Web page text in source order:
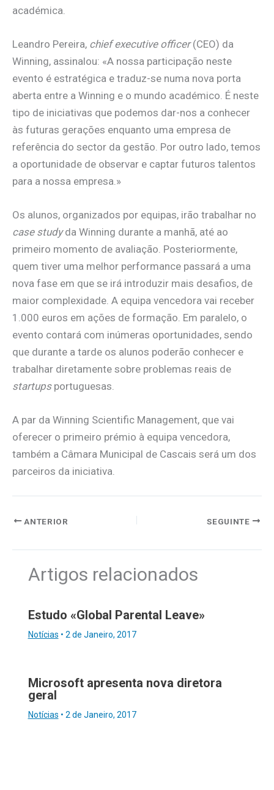
académica.
Leandro Pereira, chief executive officer(CEO) da
Winning, assinalou: «A nossa participação neste
evento é estratégica e traduz-se numa nova porta
aberta entre a Winning e o mundo académico. É neste
tipo de iniciativas que podemos dar-nos a conhecer
às futuras gerações enquanto uma empresa de
referência do sector da gestão. Por outro lado, temos
a oportunidade de observar e captar futuros talentos
para a nossa empresa.»
Os alunos, organizados por equipas, irão trabalhar no
case studyda Winning durante a manhã, até ao
primeiro momento de avaliação. Posteriormente,
quem tiver uma melhor performance passará a uma
nova fase em que se irá introduzir mais desafios, de
maior complexidade. A equipa vencedora vai receber
1.000 euros em ações de formação. Em paralelo, o
evento contará com inúmeras oportunidades, sendo
que durante a tarde os alunos poderão conhecer e
trabalhar diretamente sobre problemas reais de
startupsportuguesas.
A par da Winning Scientific Management, que vai
oferecer o primeiro prémio à equipa vencedora,
também a Câmara Municipal de Cascais será um dos
parceiros da iniciativa.
ANTERIOR SEGUINTE
Artigos relacionados
Estudo «Global Parental Leave»
Notícias • 2 de Janeiro, 2017
Microsoft apresenta nova diretora
geral
Notícias • 2 de Janeiro, 2017